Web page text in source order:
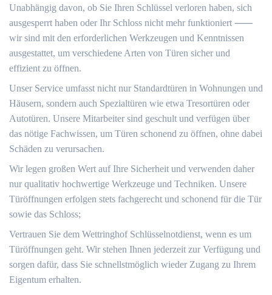
Unabhängig davon, ob Sie Ihren Schlüssel verloren haben, sich
ausgesperrt haben oder Ihr Schloss nicht mehr funktioniert ⸺
wir sind mit den erforderlichen Werkzeugen und Kenntnissen
ausgestattet, um verschiedene Arten von Türen sicher und
effizient zu öffnen.​
Unser Service umfasst nicht nur Standardtüren in Wohnungen und
Häusern, sondern auch Spezialtüren wie etwa Tresortüren oder
Autotüren.​ Unsere Mitarbeiter sind geschult und verfügen über
das nötige Fachwissen, um Türen schonend zu öffnen, ohne dabei
Schäden zu verursachen.​
Wir legen großen Wert auf Ihre Sicherheit und verwenden daher
nur qualitativ hochwertige Werkzeuge und Techniken.​ Unsere
Türöffnungen erfolgen stets fachgerecht und schonend für die Tür
sowie das Schloss;
Vertrauen Sie dem Wettringhof Schlüsselnotdienst, wenn es um
Türöffnungen geht.​ Wir stehen Ihnen jederzeit zur Verfügung und
sorgen dafür, dass Sie schnellstmöglich wieder Zugang zu Ihrem
Eigentum erhalten.​